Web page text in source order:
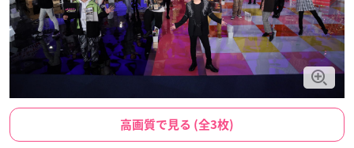
高画質で見る (全3枚)